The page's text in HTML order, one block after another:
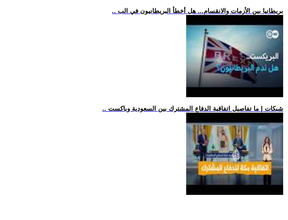
.. بريطانيا بين الأزمات والانقسام... هل أخطأ البريطانيون في الب
.. شبكات | ما تفاصيل اتفاقية الدفاع المشترك بين السعودية وباكست